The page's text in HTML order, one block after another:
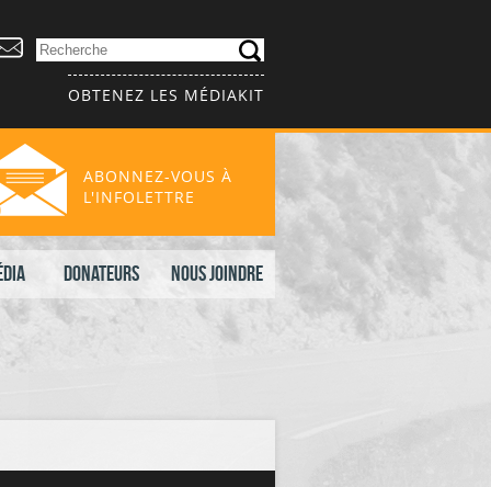
OBTENEZ LES MÉDIAKIT
Donateurs Nous joindre
ABONNEZ-VOUS À
L'INFOLETTRE